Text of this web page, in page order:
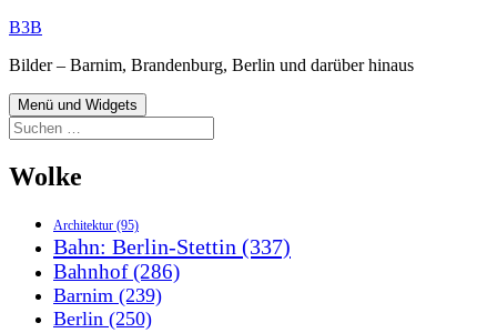
Zum
springen
B3B
Bilder – Barnim, Brandenburg, Berlin und darüber hinaus
Menü und Widgets
Suchen
nach:
Wolke
Architektur (95)
Bahn: Berlin-Stettin (337)
Bahnhof(286)
Barnim (239)
Berlin (250)